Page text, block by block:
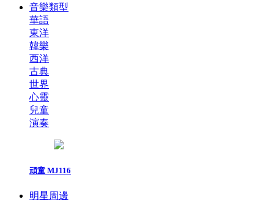
音樂類型
華語
東洋
韓樂
西洋
古典
世界
心靈
兒童
演奏
頑童 MJ116
明星周邊